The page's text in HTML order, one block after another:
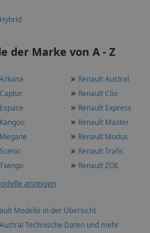
der Marke von A - Z
» Renault Austral
» Renault Clio
» Renault Express
» Renault Master
» Renault Modus
» Renault Trafic
» Renault ZOE
anzeigen
Modelle in der Übersicht
Technische Daten und mehr